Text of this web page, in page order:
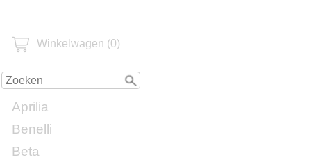
Winkelwagen (0)
Aprilia
Benelli
Beta